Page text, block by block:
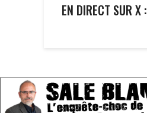
EN DIRECT SUR X :